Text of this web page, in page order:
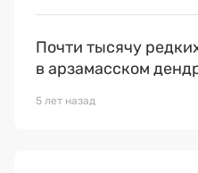
Почти тысячу
в арзамасском
5 лет назад